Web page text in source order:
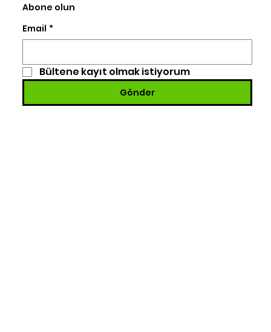
Abone olun
Email *
Bültene kayıt olmak istiyorum
Gönder